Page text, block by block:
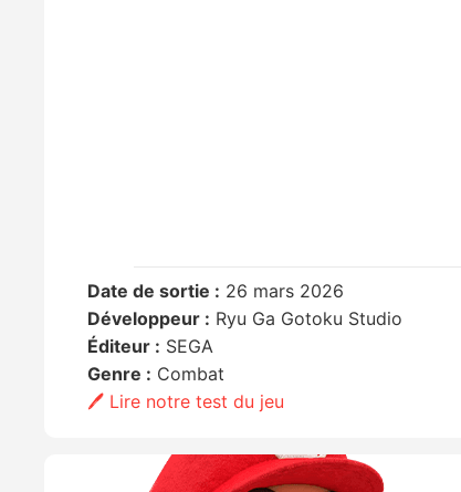
Date de sortie : 26 mars 2026
Développeur : Ryu Ga Gotoku Studio
Éditeur : SEGA
Genre : Combat
🖊️ Lire notre test du jeu